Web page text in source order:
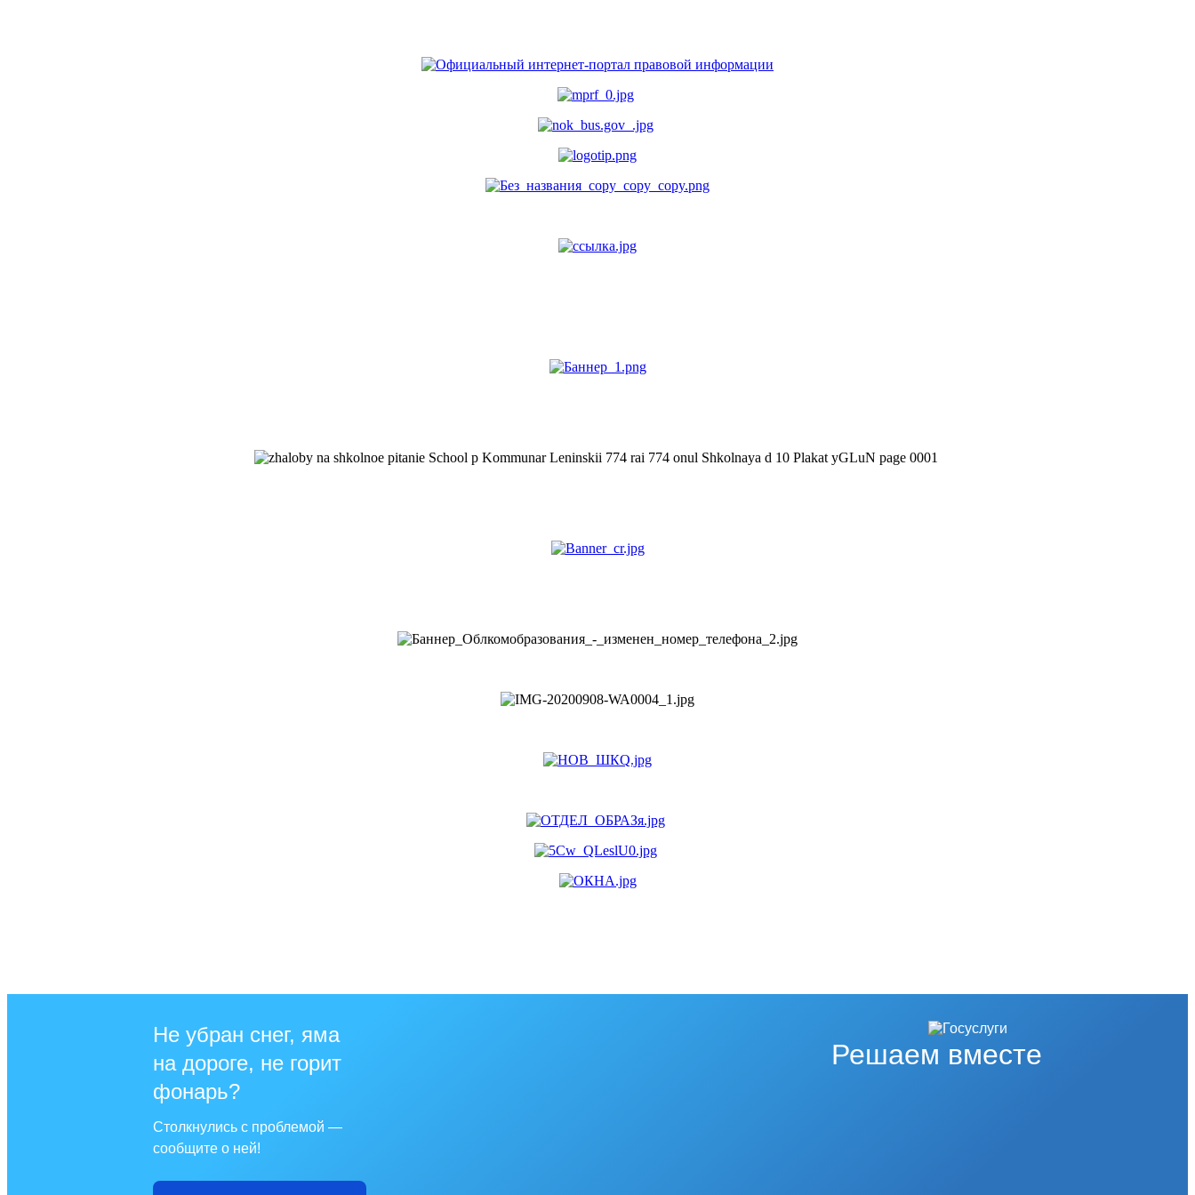
Решаем вместе
Не убран снег, яма
на дороге, не горит
фонарь?
Столкнулись с проблемой —
сообщите о ней!